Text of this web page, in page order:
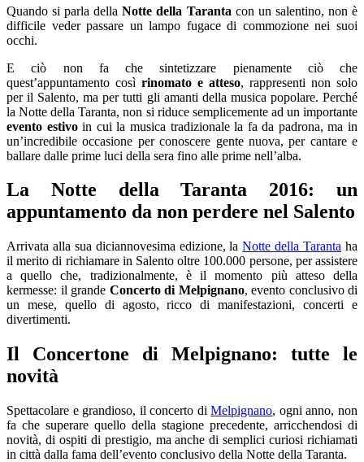
Quando si parla dellaNotte della Taranta con un salentino, non è
difficile veder passare un lampo fugace di commozione nei suoi
occhi.
E ciò non fa che sintetizzare pienamente ciò che
quest’appuntamento così rinomato e atteso, rappresenti non solo
per il Salento, ma per tutti gli amanti della musica popolare. Perché
la Notte della Taranta, non si riduce semplicemente ad un importante
evento estivoin cui la musica tradizionale la fa da padrona, ma in
un’incredibile occasione per conoscere gente nuova, per cantare e
ballare dalle prime luci della sera fino alle prime nell’alba.
La Notte della Taranta 2016: un
appuntamento da non perdere nel Salento
Arrivata alla sua diciannovesima edizione, laNotte della Taranta ha
il merito di richiamare in Salento oltre 100.000 persone, per assistere
a quello che, tradizionalmente, è il momento più atteso della
kermesse: il grande Concerto di Melpignano, evento conclusivo di
un mese, quello di agosto, ricco di manifestazioni, concerti e
divertimenti.
Il Concertone di Melpignano: tutte le
novità
Spettacolare e grandioso, il concerto diMelpignano, ogni anno, non
fa che superare quello della stagione precedente, arricchendosi di
novità, di ospiti di prestigio, ma anche di semplici curiosi richiamati
in città dalla fama dell’evento conclusivo della Notte della Taranta.